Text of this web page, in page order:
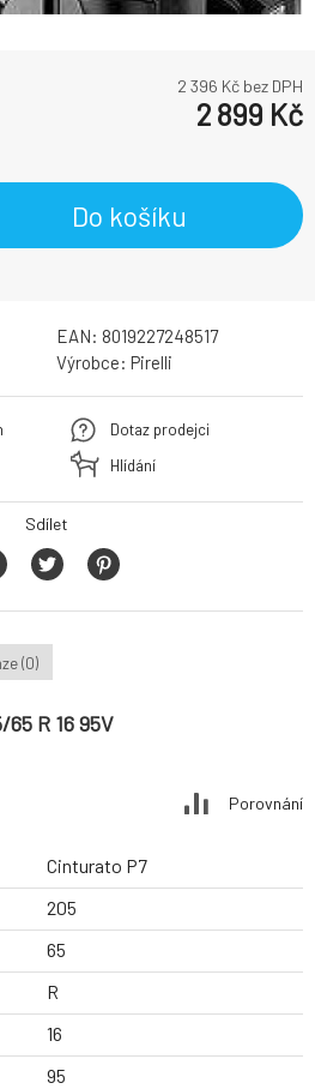
2 396 Kč bez DPH
2 899 Kč
Do košíku
EAN: 8019227248517
Výrobce: Pirelli
Dotaz prodejci
Hlídání
Sdílet
(0)
R 16 95V
Porovnání
Cinturato P7
205
65
R
16
95